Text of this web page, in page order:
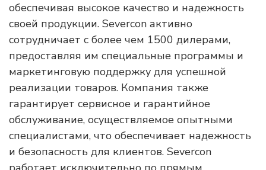
обеспечивая высокое качество и надежность
своей продукции. Severcon активно
сотрудничает с более чем 1500 дилерами,
предоставляя им специальные программы и
маркетинговую поддержку для успешной
реализации товаров. Компания также
гарантирует сервисное и гарантийное
обслуживание, осуществляемое опытными
специалистами, что обеспечивает надежность
и безопасность для клиентов. Severcon